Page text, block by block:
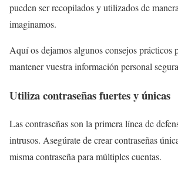
pueden ser recopilados y utilizados de
imaginamos.
Aquí os dejamos algunos consejos prácticos
mantener vuestra información personal
Utiliza contraseñas fuertes y únicas
Las contraseñas son la primera línea de
intrusos. Asegúrate de crear contraseñas
misma contraseña para múltiples cuentas.